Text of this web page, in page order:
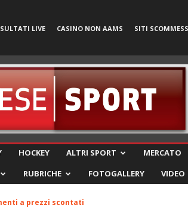
LIVE CASINO NON AAMS SITI
HOCKEY ALTRI SPORT
MERCATO
RUBRICHE FOTOGALLERY VIDEO
a prezzi scontati